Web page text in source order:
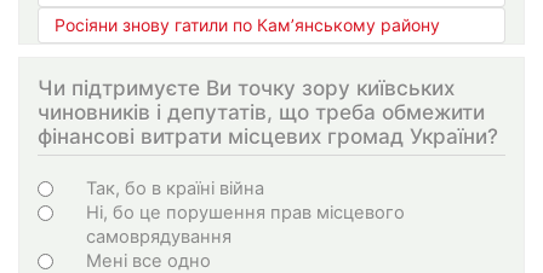
Росіяни знову гатили по Кам’янському району
Чи підтримуєте Ви точку зору київських
чиновників і депутатів, що треба обмежити
фінансові витрати місцевих громад України?
Choices
Так, бо в країні війна
Ні, бо це порушення прав місцевого
самоврядування
Мені все одно